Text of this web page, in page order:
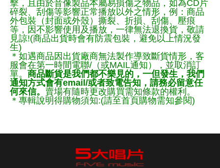
擊，且由於音像製品本屬易損傷之物品，如為CD片
碎裂、刮傷等影響正常播放以外之情形，例：商品
外包裝（封面或外殼）撕裂、折損、刮傷、壓痕
等，因不影響使用及播放，一律無法退換貨，敬請
見諒!(商品出貨時會有防震包裝，避免以上情況發
生)
＊如遇商品因出貨廠商無法製作導致斷貨情形，客
服會在第一時間電聯/（或MAIL通知），並取消訂
單。 商品斷貨是我們都不樂見的，一但發生，我們
通知方式會有email/或者致電告知，請務必留意任
何來信。 賣場有隨時更改購買需知條款的權利。
＊專輯說明得購物須知:(請至首頁購物需知參閱)